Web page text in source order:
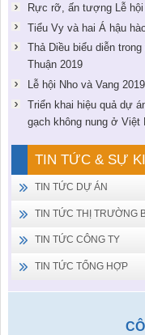
Rực rỡ, ấn tượng Lễ hội
Tiểu Vy và hai Á hậu
Thả Diều biểu diễn
Thuận 2019
Lễ hội Nho và Vang
Triển khai hiệu quả dự
gạch không nung ở Việt
TIN TỨC & SỰ
TIN TỨC DỰ ÁN
TIN TỨC THỊ TRƯỜNG
TIN TỨC CÔNG TY
TIN TỨC TỔNG HỢP